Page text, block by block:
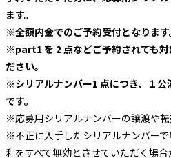
ます。
※全額内金でのご予約受付となります
※part1を 2 点などご予約されても
ださい。
※シリアルナンバー1 点につき、１
です。
※応募用シリアルナンバーの譲渡や転
※不正に入手したシリアルナンバー
利をすべて無効とさせていただく場合